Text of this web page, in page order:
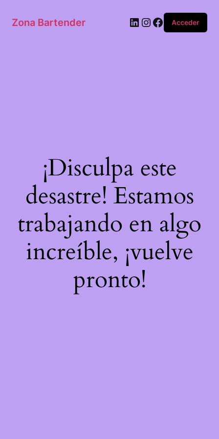
Zona Bartender Acceder
¡Disculpa este
desastre! Estamos
trabajando en algo
increíble, ¡vuelve
pronto!